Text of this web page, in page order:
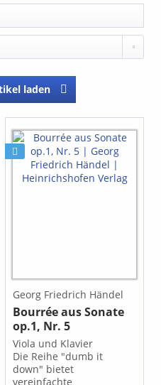
laden
Georg Friedrich Händel
Bourrée aus Sonate
op.1, Nr. 5
Viola und Klavier
Die Reihe "dumb it
down" bietet
vereinfachte